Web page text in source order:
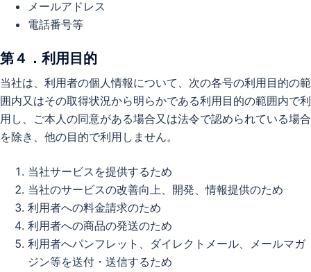
メールアドレス
電話番号等
第４．利用目的
当社は、利用者の個人情報について、次の各号の利用目的の範
囲内又はその取得状況から明らかである利用目的の範囲内で利
用し、ご本人の同意がある場合又は法令で認められている場合
を除き、他の目的で利用しません。
当社サービスを提供するため
当社のサービスの改善向上、開発、情報提供のため
利用者への料金請求のため
利用者への商品の発送のため
利用者へパンフレット、ダイレクトメール、メールマガ
ジン等を送付・送信するため